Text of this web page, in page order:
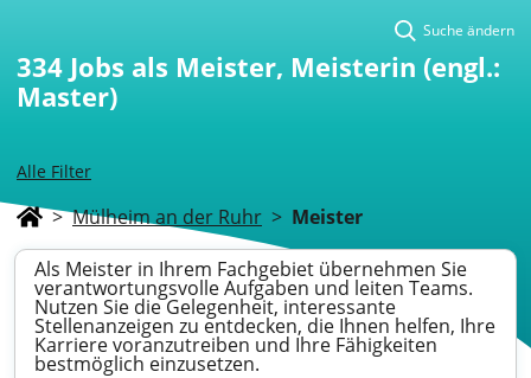
Alle Filter
Suche ändern
334 Jobs als Meister, Meisterin (engl.:
Master)
> Mülheim an der Ruhr > Meister
Als Meister in Ihrem Fachgebiet übernehmen Sie
verantwortungsvolle Aufgaben und leiten Teams.
Nutzen Sie die Gelegenheit, interessante
Stellenanzeigen zu entdecken, die Ihnen helfen, Ihre
Karriere voranzutreiben und Ihre Fähigkeiten
bestmöglich einzusetzen.